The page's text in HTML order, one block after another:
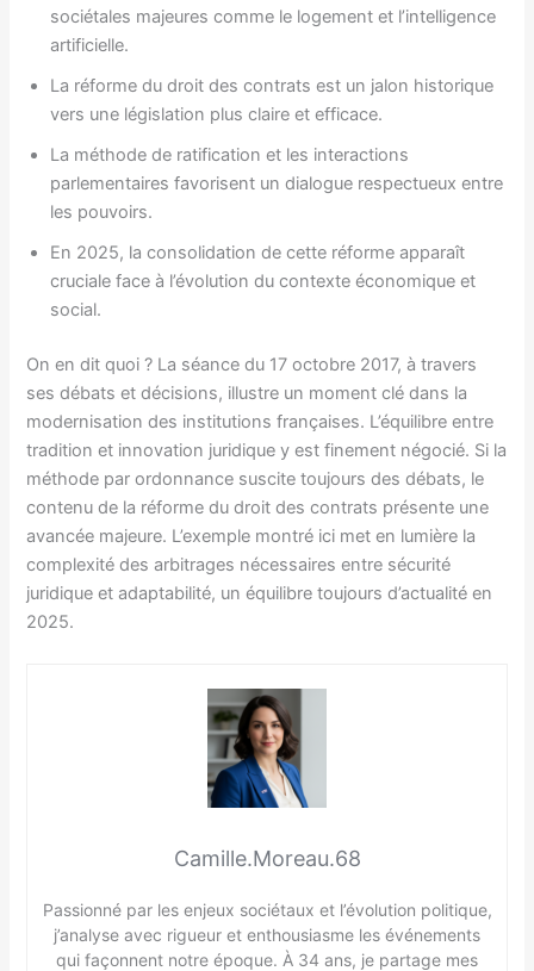
sociétales majeures comme le logement et l’intelligence
artificielle.
La réforme du droit des contrats est un jalon historique
vers une législation plus claire et efficace.
La méthode de ratification et les interactions
parlementaires favorisent un dialogue respectueux entre
les pouvoirs.
En 2025, la consolidation de cette réforme apparaît
cruciale face à l’évolution du contexte économique et
social.
On en dit quoi ? La séance du 17 octobre 2017, à travers
ses débats et décisions, illustre un moment clé dans la
modernisation des institutions françaises. L’équilibre entre
tradition et innovation juridique y est finement négocié. Si la
méthode par ordonnance suscite toujours des débats, le
contenu de la réforme du droit des contrats présente une
avancée majeure. L’exemple montré ici met en lumière la
complexité des arbitrages nécessaires entre sécurité
juridique et adaptabilité, un équilibre toujours d’actualité en
2025.
Camille.Moreau.68
Passionné par les enjeux sociétaux et l’évolution politique,
j’analyse avec rigueur et enthousiasme les événements
qui façonnent notre époque. À 34 ans, je partage mes